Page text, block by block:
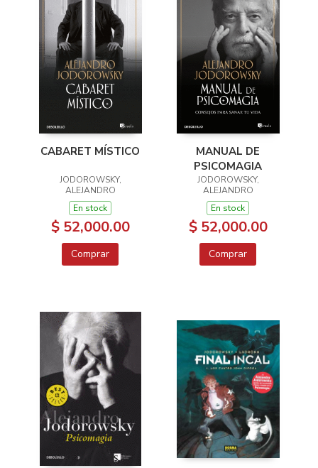
CABARET MÍSTICO
JODOROWSKY,
ALEJANDRO
En stock
$ 52,000.00
Comprar
MANUAL DE
PSICOMAGIA
JODOROWSKY,
ALEJANDRO
En stock
$ 52,000.00
Comprar